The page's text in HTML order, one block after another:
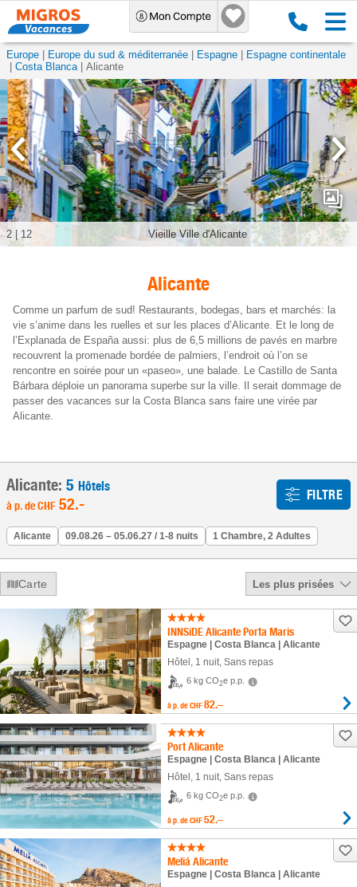
Europe Europe du sud & méditerranée Espagne
Espagne continentale
Costa Blanca
Alicante
Vieille ville d'Alicante
3 12
Alicante
Comme un parfum de sud! Restaurants, bodegas, bars et marchés: la
vie s’anime dans les ruelles et sur les places d’Alicante. Et le long de
l’Explanada de España aussi: plus de 6,5 millions de pavés en marbre
recouvrent la promenade bordée de palmiers, l’endroit où l’on se
rencontre en soirée pour un «paseo», une balade. Le Castillo de Santa
Bárbara déploie un panorama superbe sur la ville. Il serait dommage de
passer des vacances sur la Costa Blanca sans faire une virée par
Alicante.
Alicante: 5 Hôtels
à p. deCHF 52.- FILTRE
Alicante 09.08.26 – 05.06.27 / 1-8 nuits 1 Chambre, 2 Adultes
Carte Les plus prisées
INNSiDE Alicante Porta Maris
Espagne | Costa Blanca | Alicante
Hôtel , 1 nuit, Sans repas
6 kg CO2e p.p.
à p. de CHF 82.–
Port Alicante
Espagne | Costa Blanca | Alicante
Hôtel 1 nuit, Sans repas
6 kg CO2e p.p.
à p. de CHF 52.–
Meliá Alicante
Espagne | Costa Blanca | Alicante